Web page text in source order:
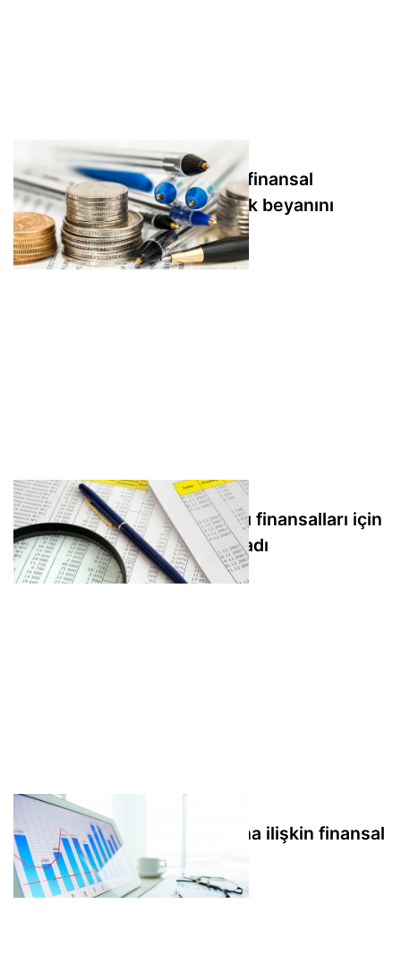
Borusan Boru, 2026 ilk yarı finansal
raporlarına ilişkin sorumluluk beyanını
yayımladı
İZDEMİR Enerji, 2026 ilk yarı finansalları için
sorumluluk beyanını yayımladı
Hat-San, 2026'nın ilk yarısına ilişkin finansal
raporlarını onayladı